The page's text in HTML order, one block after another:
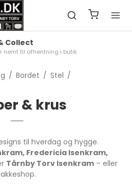
Collect
nemt til afhentning i butik
/ Bordet / Stel /
& krus
til hverdag og hygge.
Fredericia Isenkram,
Tårnby Torv Isenkram – eller